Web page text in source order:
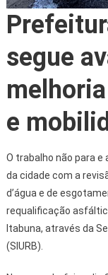
segue
e
O trabalho não para
da cidade com a
d’água e de
requalificação
Itabuna, através da
(SIURB).